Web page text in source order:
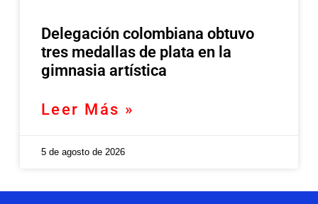
Delegación colombiana obtuvo
tres medallas de plata en la
gimnasia artística
Leer Más »
5 de agosto de 2026